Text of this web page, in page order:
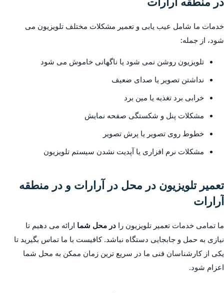
خدمات ما شامل عیب یابی و تعمیر مشکلات مختلف تلویزیون می
شود، از جمله:
تلویزیون روشن نمی شود یا ناگهانی خاموش می شود
نداشتن تصویر یا صدای ضعیف
خرابی برد تغذیه یا مین برد
مشکلات پنل و شکستگی صفحه نمایش
خطوط روی تصویر یا پرش تصویر
مشکلات نرم افزاری یا آپدیت نشدن سیستم تلویزیون
تعمیر تلویزیون در محل در آرارات و در منطقه
آرارات
ما تمامی خدمات تعمیر تلویزیون را در محل شما ارائه می دهیم تا
نیازی به حمل و جابجایی دستگاه نباشد. کافیست با ما تماس بگیرید تا
یکی از کارشناسان فنی ما در سریع ترین زمان ممکن به محل شما
اعزام شود.